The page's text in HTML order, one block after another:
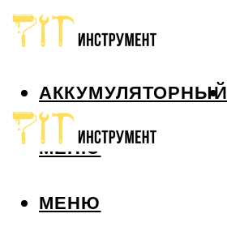
АККУМУЛЯТОРНЫЙ
МЕНЮ
МЕНЮ